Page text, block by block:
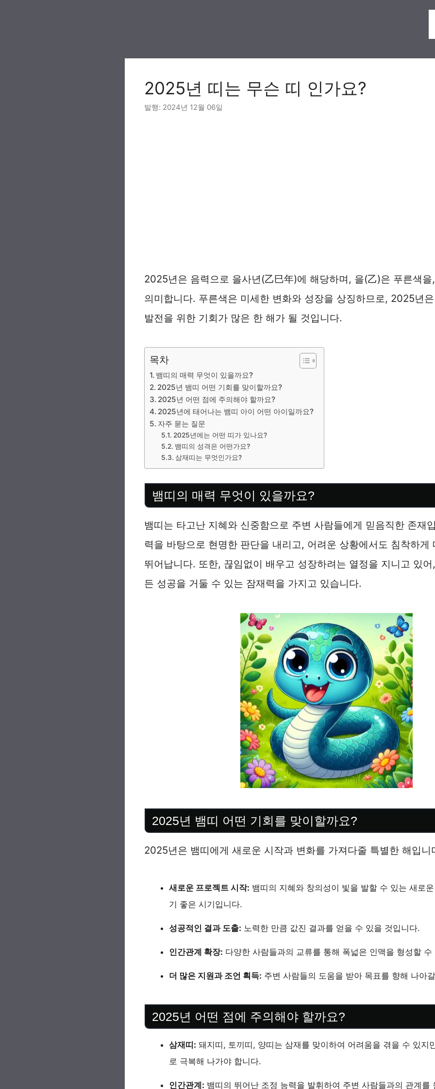
2025년 띠는 무슨 띠 인가요?
2024년 12월 06일
2025년은 음력으로 을사년(乙巳年)에 해당하며, 을(乙)은 푸른색
의미합니다. 푸른색은 미세한 변화와 성장을 상징하므로, 2025년
발전을 위한 기회가 많은 한 해가 될 것입니다.
목차
뱀띠의 매력 무엇이 있을까요?
2025년 뱀띠 어떤 기회를 맞이할까요?
2025년 어떤 점에 주의해야 할까요?
2025년에 태어나는 뱀띠 아이 어떤 아이일까요?
자주 묻는 질문
2025년에는 어떤 띠가 있나요?
뱀띠의 성격은 어떤가요?
삼재띠는 무엇인가요?
뱀띠의 매력 무엇이 있을까요?
뱀띠는 타고난 지혜와 신중함으로 주변 사람들에게 믿음직한 존재
력을 바탕으로 현명한 판단을 내리고, 어려운 상황에서도 침착하게
뛰어납니다. 또한, 끊임없이 배우고 성장하려는 열정을 지니고 있
든 성공을 거둘 수 있는 잠재력을 가지고 있습니다.
2025년 뱀띠 어떤 기회를 맞이할까요?
2025년은 뱀띠에게 새로운 시작과 변화를 가져다줄 특별한 해입니
새로운 프로젝트 시작: 뱀띠의 지혜와 창의성이 빛을 발할 수 있는 새로
기 좋은 시기입니다.
성공적인 결과 도출: 노력한 만큼 값진 결과를 얻을 수 있을 것입니다.
인간관계 확장: 다양한 사람들과의 교류를 통해 폭넓은 인맥을 형성할 수
더 많은 지원과 조언 획득: 주변 사람들의 도움을 받아 목표를 향해 나아
2025년 어떤 점에 주의해야 할까요?
삼재띠: 돼지띠, 토끼띠, 양띠는 삼재를 맞이하여 어려움을 겪을 수 있지
로 극복해 나가야 합니다.
인간관계: 뱀띠의 뛰어난 조정 능력을 발휘하여 주변 사람들과의 관계를